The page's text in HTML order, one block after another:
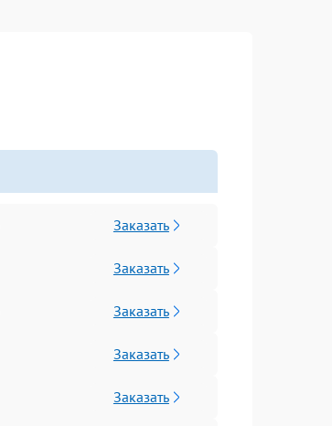
Заказать
Заказать
Заказать
Заказать
Заказать